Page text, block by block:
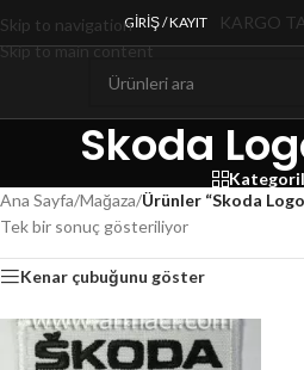
Skip to navigation
Skip to main content
GIRIŞ / KAYIT KARGO
Skoda
Ana Sayfa/Mağaza/Ürünler “Skoda
Tek bir sonuç gösteriliyor
Kenar çubuğunu göster